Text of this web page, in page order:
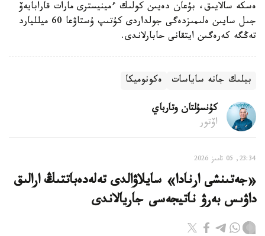
ەسكە سالايىق، بۇعان دەيىن كولىك ءمينيسترى مارات قارابايەۆ
جىل سايىن ەلىمىزدەگى جولداردى كۇتىپ ۇستاۋعا 60 ميلليارد
تەڭگە كەرەگىن ايتقانى حابارلاندى.
بيلىك جانە ساياسات ەكونوميكا
كۇنسۇلتان وتارباي
اۆتور
23:34, 05 تامىز 2026
«جەتىنشى ارنادا» سايلاۋالدى تەلەدەباتتىڭ ارالىق
داۋىس بەرۋ ناتيجەسى جاريالاندى